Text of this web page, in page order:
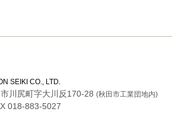
SEIKI CO., LTD.
川尻町字大川反170-28 (秋田市工業団地内)
018-883-5027